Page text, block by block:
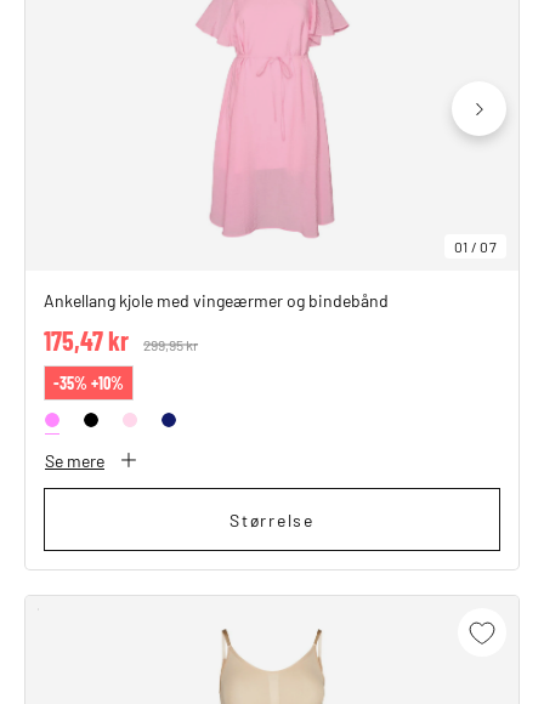
01 /07
Ankellang kjole med vingeærmer og bindebånd
Price reduced from
299,95 kr
175,47 kr
-35% +10%
Se mere
Størrelse